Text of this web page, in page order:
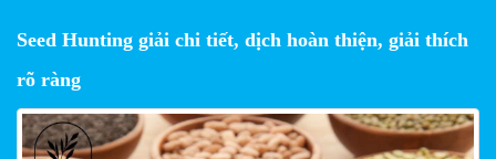
Seed Hunting giải chi tiết, dịch hoàn thiện, giải thích
rõ ràng